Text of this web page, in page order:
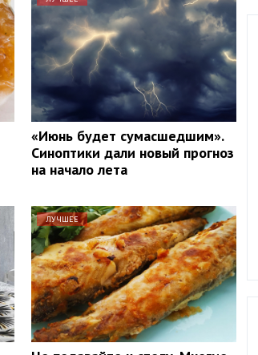
«Июнь будет сумасшедшим».
Синоптики дали новый прогноз
на начало лета
ЛУЧШЕЕ